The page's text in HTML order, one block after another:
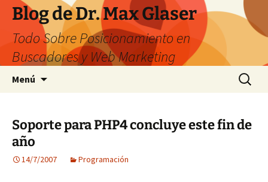
Saltar
contenido
Blog de Dr. Max Glaser
Todo Sobre Posicionamiento en
Buscadores y Web Marketing
Menú Buscar:
Soporte para PHP4 concluye este fin de
año
14/7/2007 Programación